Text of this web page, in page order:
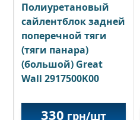
Полиуретановый
сайлентблок задней
поперечной тяги
(тяги панара)
(большой) Great
Wall 2917500K00
330 грн/шт